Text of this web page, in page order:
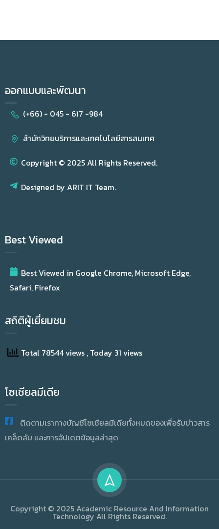
ออกแบบและพัฒนา
(+66) - 045 - 617 -984
สำนักวิทยบริการและเทคโนโลยีสารสนเทศ
Copyright © 2025 All Rights Reserved.
Designed by ARIT IT Team.
Best Viewed
Best Viewed in Google Chrome, Microsoft Edge,
Safari, Firefox
สถิติผู้เยี่ยมชม
Total 78544 views , Today 31 views
โซเชียลมีเดีย
ติดตามเราทางบัญชีโซเชียลมีเดียทั้งหมดของเพื่อรับข่าวสาร
เคล็ดลับ และการอัปเดตข้อมูลล่าสุด
Copyright © 2025 Academic Resource And Information
Technology All Rights Reserved.